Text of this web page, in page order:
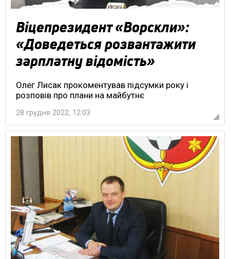
Віцепрезидент «Ворскли»:
«Доведеться розвантажити
зарплатну відомість»
Олег Лисак прокоментував підсумки року і
розповів про плани на майбутнє
28 грудня 2022, 12:03